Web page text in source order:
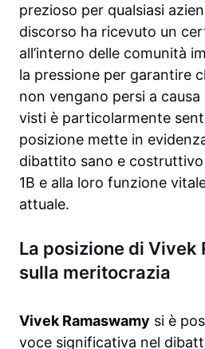
prezioso per qualsiasi
discorso ha ricevuto un
all’interno delle comunità
la pressione per garantire
non vengano persi a
visti è particolarmente
posizione mette in
dibattito sano e
1B e alla loro funzione
attuale.
La posizione di Vivek
sulla meritocrazia
Vivek Ramaswamy si è
voce significativa nel